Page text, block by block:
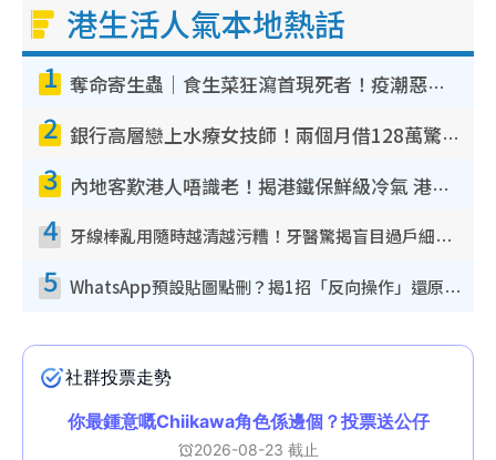
港生活人氣本地熱話
1 奪命寄生蟲｜食生菜狂瀉首現死者！疫潮惡化錄1.8萬宗病例 揭洗菜3大謬誤
2 銀行高層戀上水療女技師！兩個月借128萬驚覺「沉船」沉落火海 揭背後疑似邪教操控賣淫
3 內地客歎港人唔識老！揭港鐵保鮮級冷氣 港人求放過：咪投訴
4 牙線棒亂用隨時越清越污糟！牙醫驚揭盲目過戶細菌恐致蛀牙：呢種先係日常真保養
5 WhatsApp預設貼圖點刪？揭1招「反向操作」還原簡潔介面 附3步實測教學